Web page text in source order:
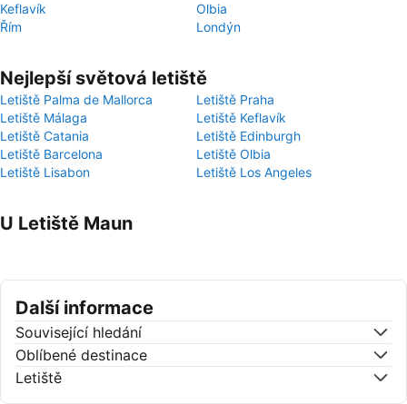
Keflavík
Olbia
Řím
Londýn
Nejlepší světová letiště
Letiště Palma de Mallorca
Letiště Praha
Letiště Málaga
Letiště Keflavík
Letiště Catania
Letiště Edinburgh
Letiště Barcelona
Letiště Olbia
Letiště Lisabon
Letiště Los Angeles
U Letiště Maun
Další informace
Související hledání
Oblíbené destinace
Letiště